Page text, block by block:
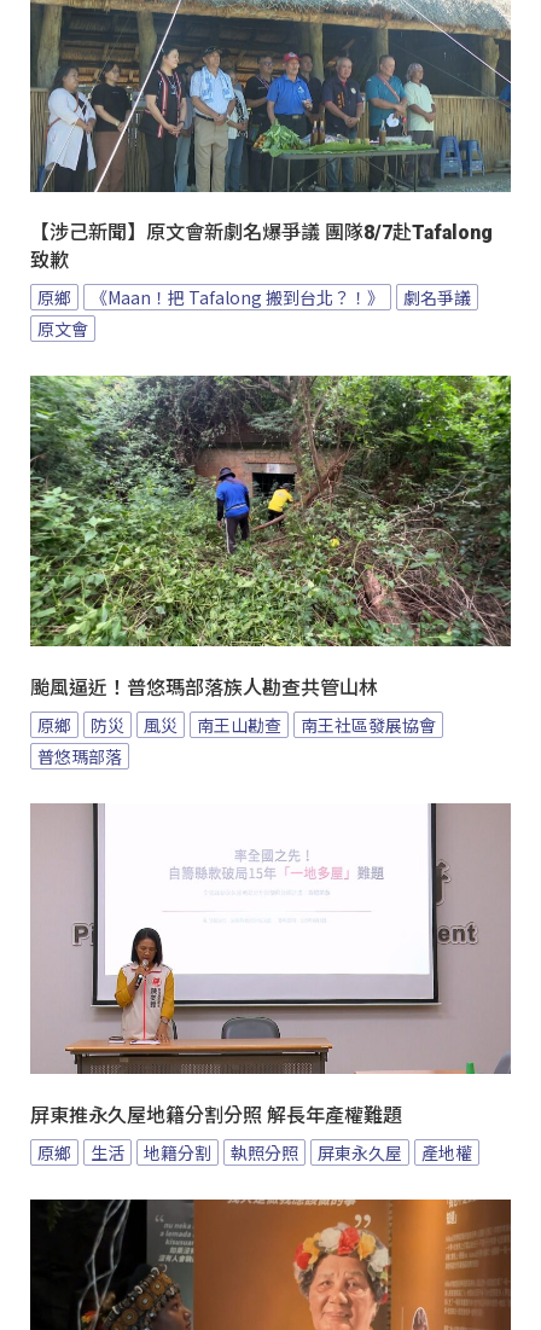
【涉己新聞】原文會新劇名爆爭議 團隊8/7赴Tafalong
致歉
原鄉 《Maan！把 Tafalong 搬到台北？！》
劇名爭議
原文會
颱風逼近！普悠瑪部落族人勘查共管山林
原鄉 防災 風災 南王山勘查
南王社區發展協會
普悠瑪部落
屏東推永久屋地籍分割分照 解長年產權難題
原鄉 生活 地籍分割 執照分照 屏東永久屋 產地權